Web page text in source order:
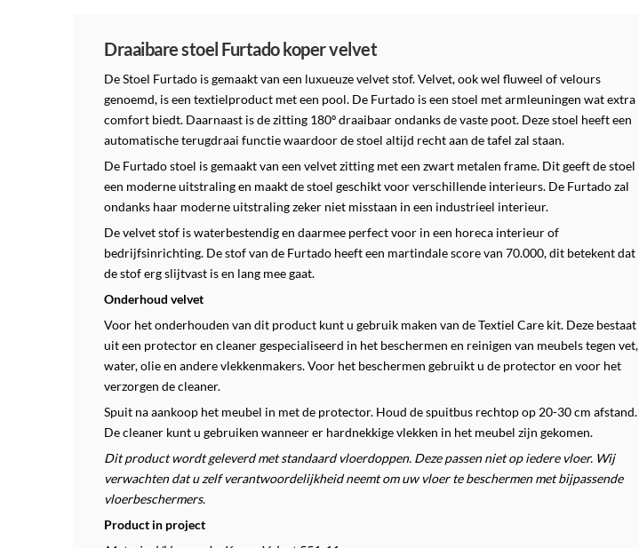
Draaibare stoel Furtado koper velvet
De Stoel Furtado is gemaakt van een luxueuze velvet stof. Velvet, ook wel fluweel of velours
genoemd, is een textielproduct met een pool. De Furtado is een stoel met armleuningen wat extra
comfort biedt. Daarnaast is de zitting 180º draaibaar ondanks de vaste poot. Deze stoel heeft een
automatische terugdraai functie waardoor de stoel altijd recht aan de tafel zal staan.
De Furtado stoel is gemaakt van een velvet zitting met een zwart metalen frame. Dit geeft de stoel
een moderne uitstraling en maakt de stoel geschikt voor verschillende interieurs. De Furtado zal
ondanks haar moderne uitstraling zeker niet misstaan in een industrieel interieur.
De velvet stof is waterbestendig en daarmee perfect voor in een horeca interieur of
bedrijfsinrichting. De stof van de Furtado heeft een martindale score van 70.000, dit betekent dat
de stof erg slijtvast is en lang mee gaat.
Onderhoud velvet
Voor het onderhouden van dit product kunt u gebruik maken van de Textiel Care kit. Deze bestaat
uit een protector en cleaner gespecialiseerd in het beschermen en reinigen van meubels tegen vet,
water, olie en andere vlekkenmakers.Voor het beschermen gebruikt u de protector en voor het
verzorgen de cleaner.
Spuit na aankoop het meubel in met de protector. Houd de spuitbus rechtop op 20-30 cm afstand.
De cleaner kunt u gebruiken wanneer er hardnekkige vlekken in het meubel zijn gekomen.
Dit product wordt geleverd met standaard vloerdoppen. Deze passen niet op iedere vloer. Wij
verwachten dat u zelf verantwoordelijkheid neemt om uw vloer te beschermen met bijpassende
vloerbeschermers.
Product in project